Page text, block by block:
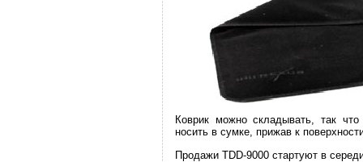
Коврик можно складывать, так
носить в сумке, прижав к
Продажи TDD-9000 стартуют в